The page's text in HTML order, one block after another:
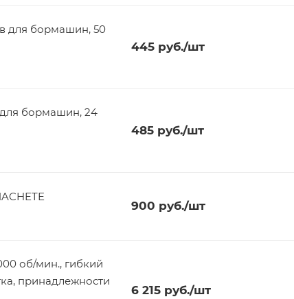
бормашин, 50
445руб./шт
бормашин, 24
485руб./шт
900 руб./шт
об/мин., гибкий
принадлежности
6 215руб./шт